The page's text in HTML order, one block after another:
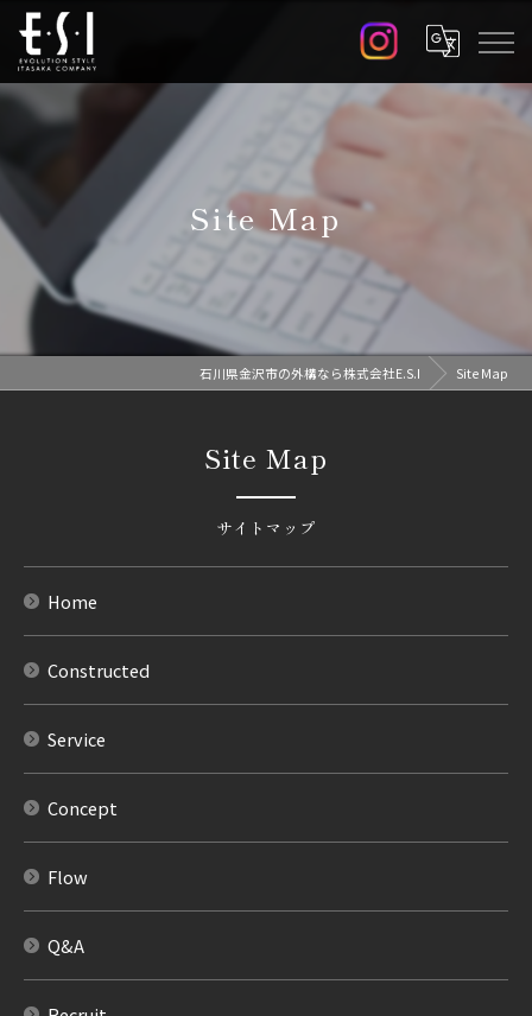
Site Map
石川県金沢市の外構なら株式会社E.S.I Site Map
サイトマップ
Site Map
Home
Constructed
Service
Concept
Flow
Q&A